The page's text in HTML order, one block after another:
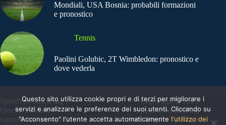
Mondiali, USA Bosnia: probabili formazioni
e pronostico
Tennis
Paolini Golubic, 2T Wimbledon: pronostico e
dove vederla
SportNews.BetFlag -
Questo sito non
rappresenta una testata
Copyright © 2025
SportNews BetFlag
Sede Legale: Via degli
Questo sito utilizza cookie propri e di terzi per migliorare i
servizi e analizzare le preferenze dei suoi utenti. Cliccando su
"Acconsento" l'utente accetta automaticamente l'utilizzo dei